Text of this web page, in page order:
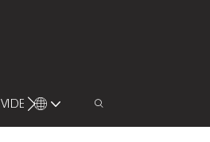
VIDEO CONTATTACI